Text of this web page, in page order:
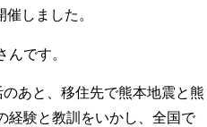
しました。
んです。
あと、移住先で熊本地震と熊
経験と教訓をいかし、全国で